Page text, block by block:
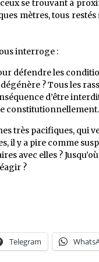
se trouvant à
mètres, tous restés
interroge :
défendre les
? Tous les
d’être
constitutionnellement.
très pacifiques, qui
il y a pire comme
avec elles ?
?
Telegram